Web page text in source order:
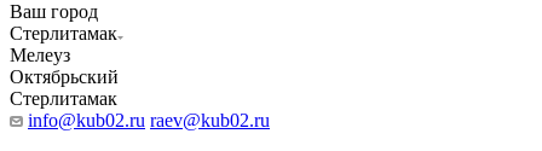
Ваш город
Стерлитамак
Мелеуз
Октябрьский
Стерлитамак
info@kub02.ru raev@kub02.ru